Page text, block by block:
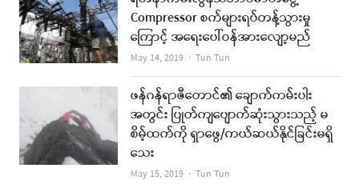
Compressor စက်များရပ်တန့်သွားမှု
ကြောင့် အရေးပေါ်ဝန်အားလျော့မည်
May 14, 2019 Author
Tun Tun
ဖန်ဂန်ရာဇီတောင်၏ ချောက်ကမ်းပါး
အတွင်း ပြုတ်ကျပျောက်ဆုံးသွားသည့် မ
စိမ့်ထက်ကို ရှာဖွေ/ကယ်ဆယ်နိုင်ခြင်းမရှိ
သေး
May 15, 2019 Author
Tun Tun